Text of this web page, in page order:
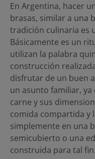
En Argentina, hacer
brasas, similar a una
tradición culinaria es
Básicamente es un
utilizan la palabra
construcción
disfrutar de un buen
un asunto familiar,
carne y sus
comida compartida y
simplemente en una
semicubierto o una
construida para tal fin.